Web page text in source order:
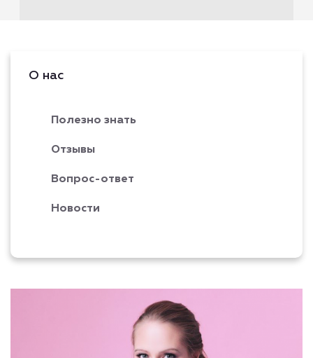
О нас
Полезно знать
Отзывы
Вопрос-ответ
Новости